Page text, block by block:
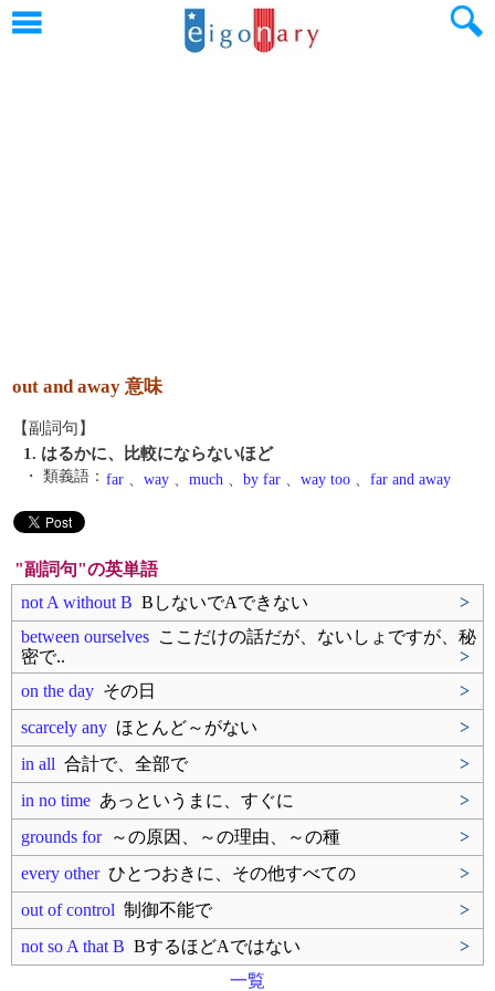
out and away 意味
【副詞句】
1. はるかに、比較にならないほど
・ 類義語： far 、 way 、 much 、 by far 、 way too 、 far and away
"副詞句"の英単語
not A without B BしないでAできない
>
between ourselves ここだけの話だが、ないしょですが、秘
密で..
>
on the day その日
>
scarcely any ほとんど～がない
>
in all 合計で、全部で
>
in no time あっというまに、すぐに
>
grounds for～の原因、～の理由、～の種
>
every otherひとつおきに、その他すべての
>
out of control 制御不能で
>
not so A that B BするほどAではない
>
一覧